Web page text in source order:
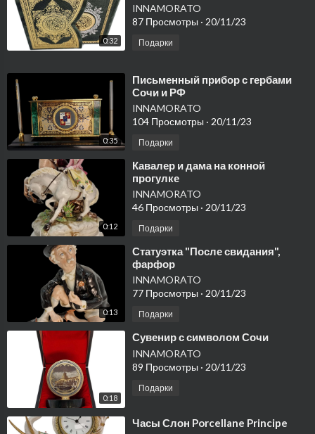
0:32
INNAMORATO
87 Просмотры · 20/11/23
Подарки
0:35
⁣Письменный прибор с гербами
Сочи и РФ
INNAMORATO
104 Просмотры · 20/11/23
Подарки
0:12
⁣Кавалер и дама на конной
прогулке
INNAMORATO
46 Просмотры · 20/11/23
Подарки
0:13
⁣Статуэтка "После свидания",
фарфор
INNAMORATO
77 Просмотры · 20/11/23
Подарки
0:18
⁣Сувенир с символом Сочи
INNAMORATO
89 Просмотры · 20/11/23
Подарки
⁣Часы Слон Porcellane Principe